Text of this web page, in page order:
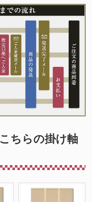
ちらの掛け軸